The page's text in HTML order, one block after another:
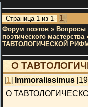
Страница 1 из 1 1
Форум поэтов » Вопросы
поэтического мастерства
ТАВТОЛОГИЧЕСКОЙ
О
[1] Immoralissimus
О